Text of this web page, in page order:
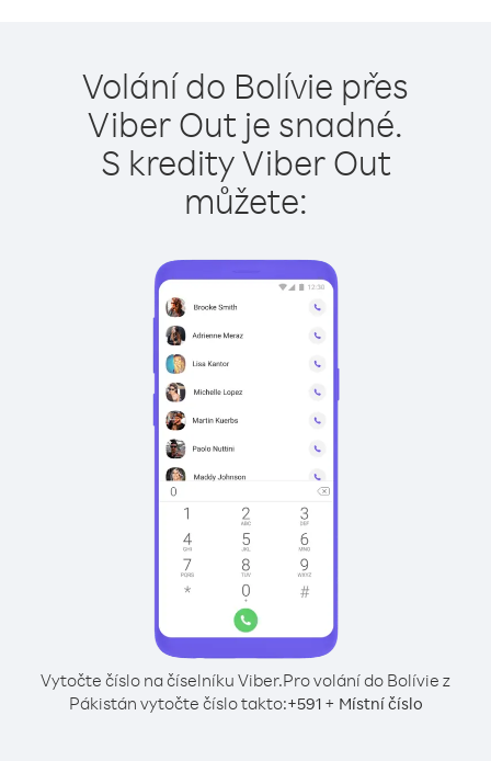
Volání do Bolívie přes
Viber Out je snadné.
S kredity Viber Out
můžete:
Vytočte číslo na číselníku Viber.Pro volání do Bolívie z
Pákistán vytočte číslo takto:+591+ Místní číslo